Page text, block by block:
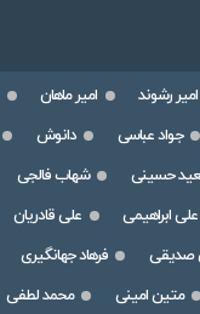
امیر رشوند امیر ماهان
جواد عباسی دانوش
حسینی شهاب فالجی
علی ابراهیمی علی قادریان
صدیقی فرهاد جهانگیری
متین امینی محمد لطفی